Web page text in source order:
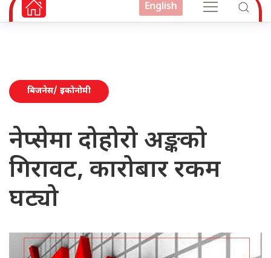
English
बिजनेस/ इकोनोमी
नेप्सेमा दोहोरो अङ्कको
गिरावट, कारोबार रकम
घट्यो